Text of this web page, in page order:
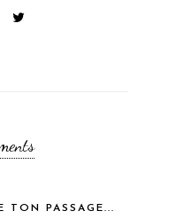
TON PASSAGE...